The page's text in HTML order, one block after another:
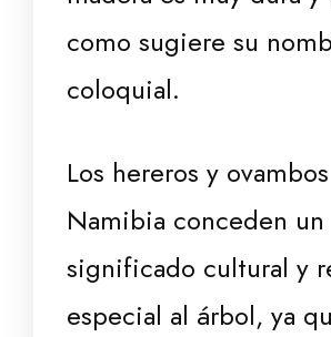
como sugiere su
coloquial.
Los hereros y
Namibia conceden un
significado cultural y
especial al árbol, ya